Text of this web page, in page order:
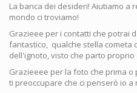
La banca dei desideri! Aiutiamo a
mondo ci troviamo!
Grazieee per i contatti che potrai
fantastico, qualche stella cometa
dell'ignoto, visto che parto
Grazieeee per la foto che prima o
ti preoccupare che ci penserò io a